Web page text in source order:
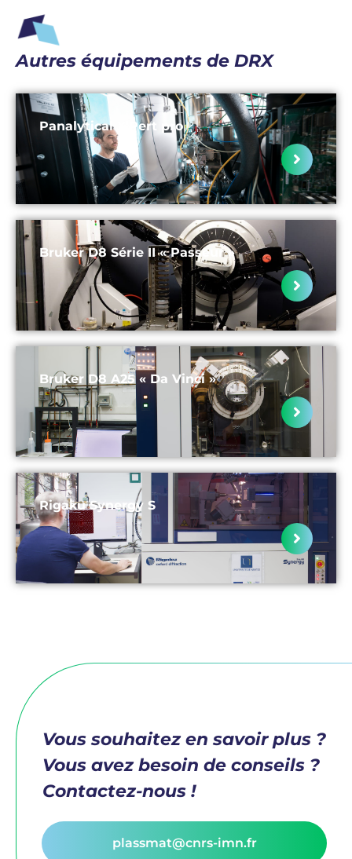
Autres équipements de DRX
Panalytical X’Pert pro
Bruker D8 Série II « Passeur »
Bruker D8 A25 « Da Vinci »
Rigaku Synergy S
Vous souhaitez en savoir plus ?
Vous avez besoin de conseils ?
Contactez-nous !
plassmat@cnrs-imn.fr